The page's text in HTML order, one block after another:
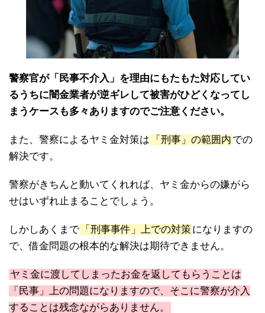
警察官が「民事不介入」を理由にもたもた対応してい
るうちに闇金業者が逆ギレして被害がひどくなってし
まうケースも多々ありますのでご注意ください。
また、警察によるヤミ金対策は 「刑事」の範囲内 での
解決です。
警察がきちんと動いてくれれば、ヤミ金からの嫌がら
せはいずれ止まることでしょう。
しかしあくまで 「刑事事件」上での対策 になりますの
で、借金問題の根本的な解決は期待できません。
ヤミ金に渡してしまったお金を返してもらうことは
「民事」上の問題になりますので、そこに警察が介入
することは残念ながらありません。